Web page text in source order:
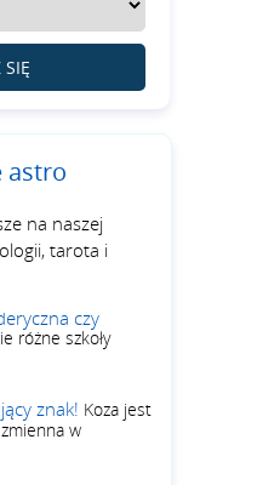
SIĘ
astro
na naszej
tarota i
czy
różne szkoły
znak! Koza jest
w